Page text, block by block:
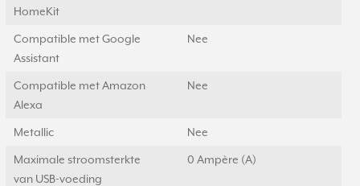
HomeKit
Compatible met Google
Assistant
Nee
Compatible met Amazon
Alexa
Nee
Metallic Nee
Maximale stroomsterkte
van USB-voeding
0 Ampère (A)